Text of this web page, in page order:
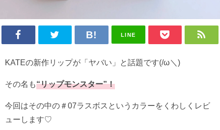
LINE
KATEの新作リップが「ヤバい」と話題です(/ω＼)
その名も“リップモンスター”！
今回はその中の＃07ラスボスというカラーをくわしくレビ
ューします♡